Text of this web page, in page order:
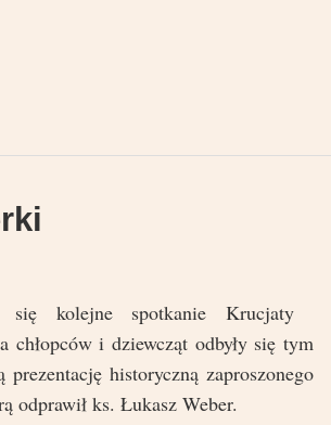
się kolejne spotkanie Krucjaty
chłopców i dziewcząt odbyły się tym
historyczną zaproszonego
odprawił ks. Łukasz Weber.